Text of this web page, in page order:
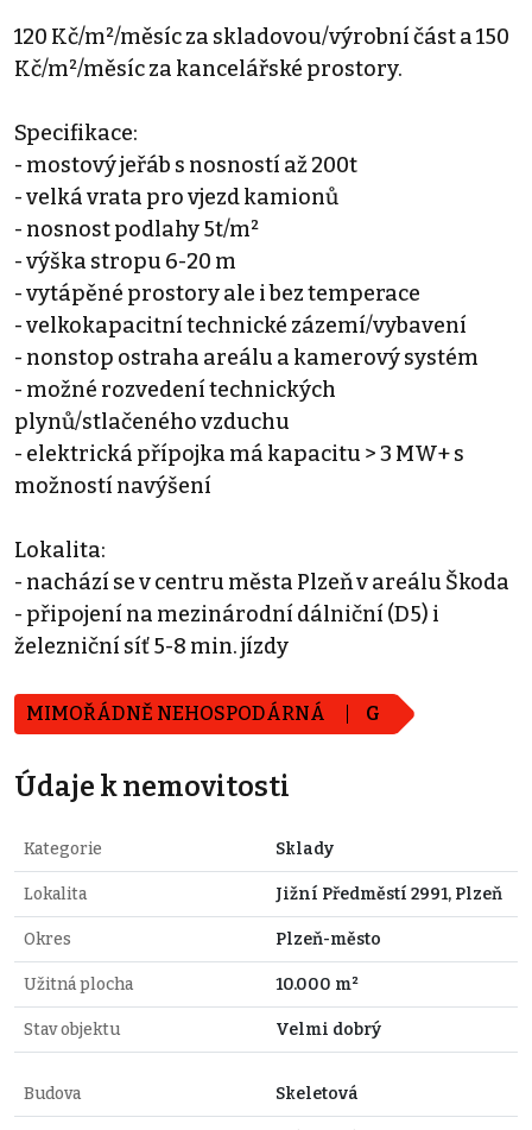
120 Kč/m²/měsíc za skladovou/výrobní část a 150
Kč/m²/měsíc za kancelářské prostory.
Specifikace:
- mostový jeřáb s nosností až 200t
- velká vrata pro vjezd kamionů
- nosnost podlahy 5t/m²
- výška stropu 6-20 m
- vytápěné prostory ale i bez temperace
- velkokapacitní technické zázemí/vybavení
- nonstop ostraha areálu a kamerový systém
- možné rozvedení technických
plynů/stlačeného vzduchu
- elektrická přípojka má kapacitu > 3 MW+ s
možností navýšení
Lokalita:
- nachází se v centru města Plzeň v areálu Škoda
- připojení na mezinárodní dálniční (D5) i
železniční síť 5-8 min. jízdy
MIMOŘÁDNĚ NEHOSPODÁRNÁ G
Údaje k nemovitosti
Kategorie Sklady
Lokalita Jižní Předměstí 2991, Plzeň
Okres Plzeň-město
Užitná plocha 10.000 m²
Stav objektu Velmi dobrý
Budova Skeletová